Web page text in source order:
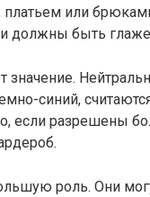
или
должны быть
синий,
если разрешены
роль. Они